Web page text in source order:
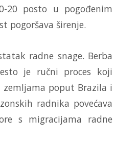
20 posto u pogođenim
pogoršava širenje.
radne snage. Berba
je ručni proces koji
poput Brazila i
radnika povećava
s migracijama radne